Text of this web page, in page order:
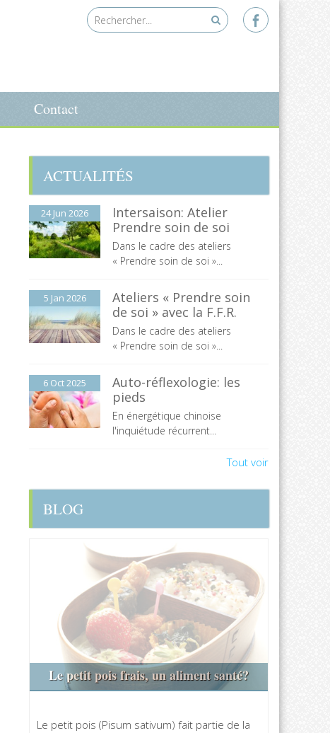
Contact
ACTUALITÉS
24 Jun 2026
Intersaison: Atelier
Prendre soin de soi
Dans le cadre des ateliers
« Prendre soin de soi »...
5 Jan 2026
Ateliers « Prendre soin
de soi » avec la F.F.R.
Dans le cadre des ateliers
« Prendre soin de soi »...
6 Oct2025
Auto-réflexologie: les
pieds
En énergétique chinoise
l'inquiétude récurrent...
Tout voir
BLOG
Le petit pois frais, un aliment santé?
Le petit pois (Pisum sativum) fait partie de la